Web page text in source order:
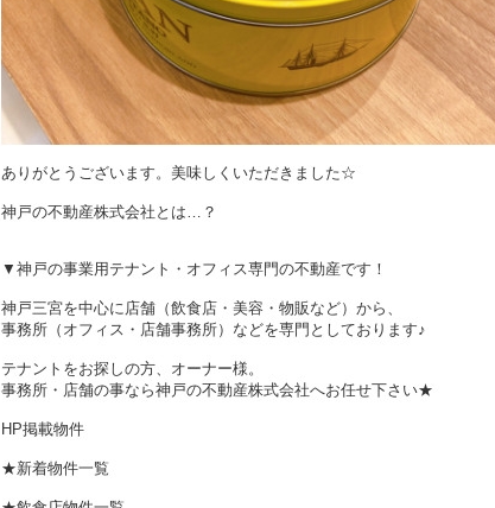
ありがとうございます。美味しくいただきました☆
神戸の不動産株式会社とは…？
▼神戸の事業用テナント・オフィス専門の不動産です！
神戸三宮を中心に店舗（飲食店・美容・物販など）から、
事務所（オフィス・店舗事務所）などを専門としております♪
テナントをお探しの方、オーナー様。
事務所・店舗の事なら神戸の不動産株式会社へお任せ下さい★
HP掲載物件
★新着物件一覧